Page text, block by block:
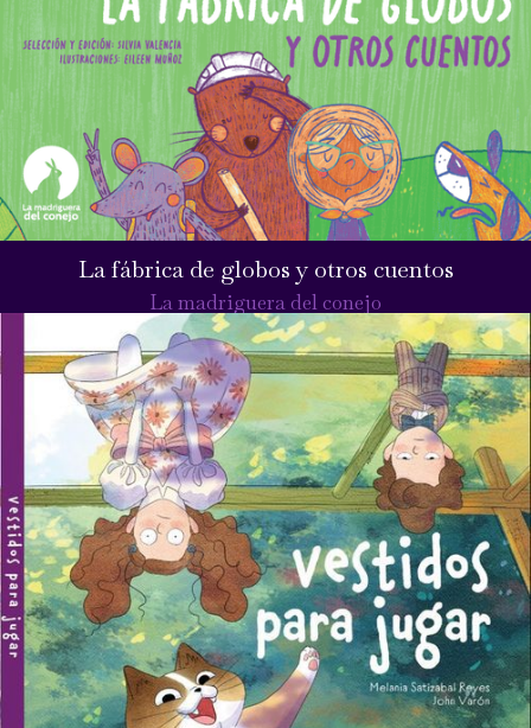
La fábrica de globos y otros cuentos
La madriguera del conejo